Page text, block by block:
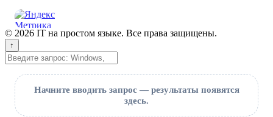
© 2026 IT на простом языке. Все права защищены.
↑
Поиск
Начните вводить запрос — результаты появятся
здесь.